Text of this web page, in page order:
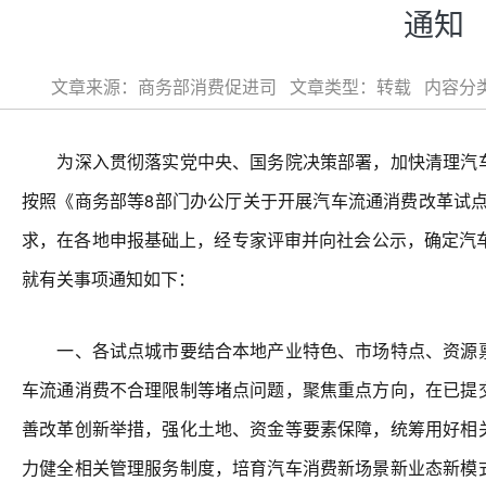
通知
文章来源：商务部消费促进司 文章类型：转载 内容分
为深入贯彻落实党中央、国务院决策部署，加快清理汽
按照《商务部等8部门办公厅关于开展汽车流通消费改革试
求，在各地申报基础上，经专家评审并向社会公示，确定
就有关事项通知如下：
一、各试点城市要结合本地产业特色、市场特点、资源
车流通消费不合理限制等堵点问题，聚焦重点方向，在已
善改革创新举措，强化土地、资金等要素保障，统筹用好
力健全相关管理服务制度，培育汽车消费新场景新业态新